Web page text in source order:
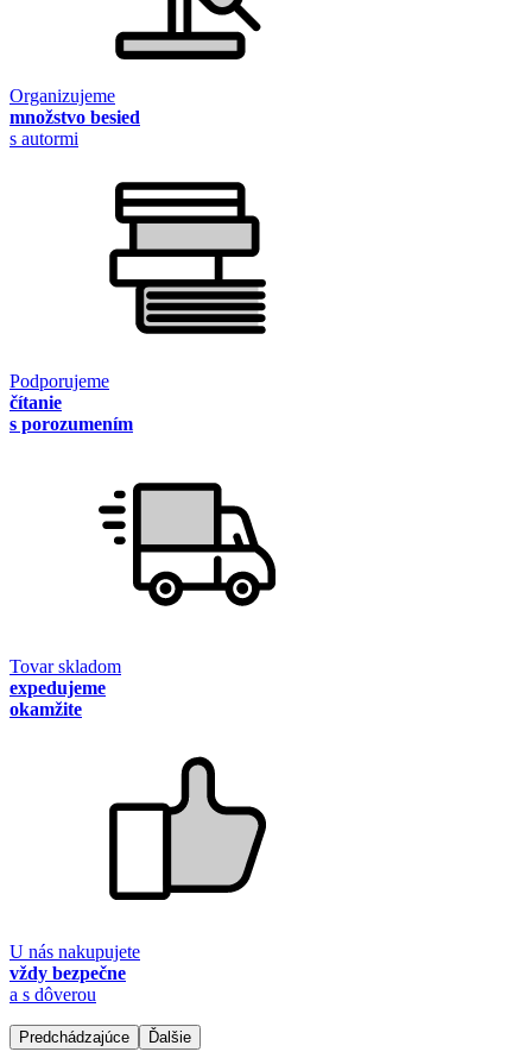
Organizujeme
množstvo besied
s autormi
Podporujeme
čítanie
s porozumením
Tovar skladom
expedujeme
okamžite
U nás nakupujete
vždy bezpečne
a s dôverou
Predchádzajúce Ďalšie